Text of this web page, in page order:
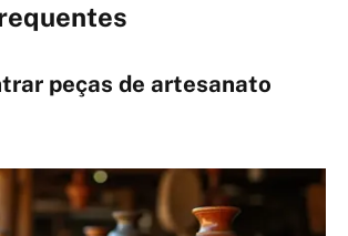
peças de artesanato